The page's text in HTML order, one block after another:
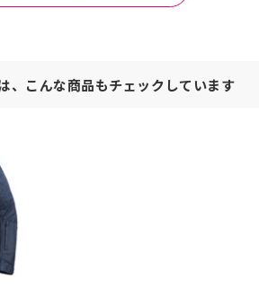
、こんな商品もチェックしています